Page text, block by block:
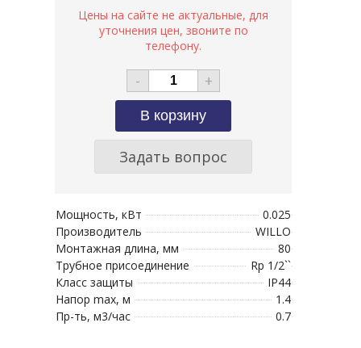
- +
Задать вопрос
Мощность, кВт
0.025
Производитель
WILLO
Монтажная длина, мм
80
Трубное присоединение
Rp 1/2``
Класс защиты
IP44
Напор max, м
1.4
Пр-ть, м3/час
0.7